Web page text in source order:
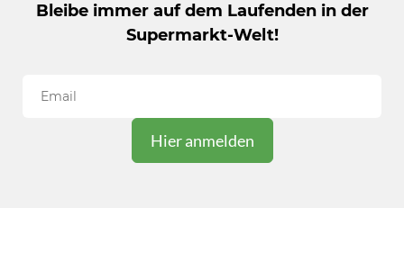
Bleibe immer auf dem Laufenden in der
Supermarkt-Welt!